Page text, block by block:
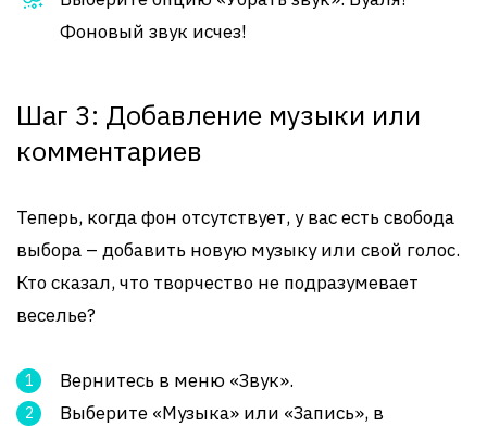
Фоновый звук исчез!
Шаг 3: Добавление музыки или
комментариев
Теперь, когда фон отсутствует, у вас есть свобода
выбора – добавить новую музыку или свой голос.
Кто сказал, что творчество не подразумевает
веселье?
Вернитесь в меню «Звук».
Выберите «Музыка» или «Запись», в